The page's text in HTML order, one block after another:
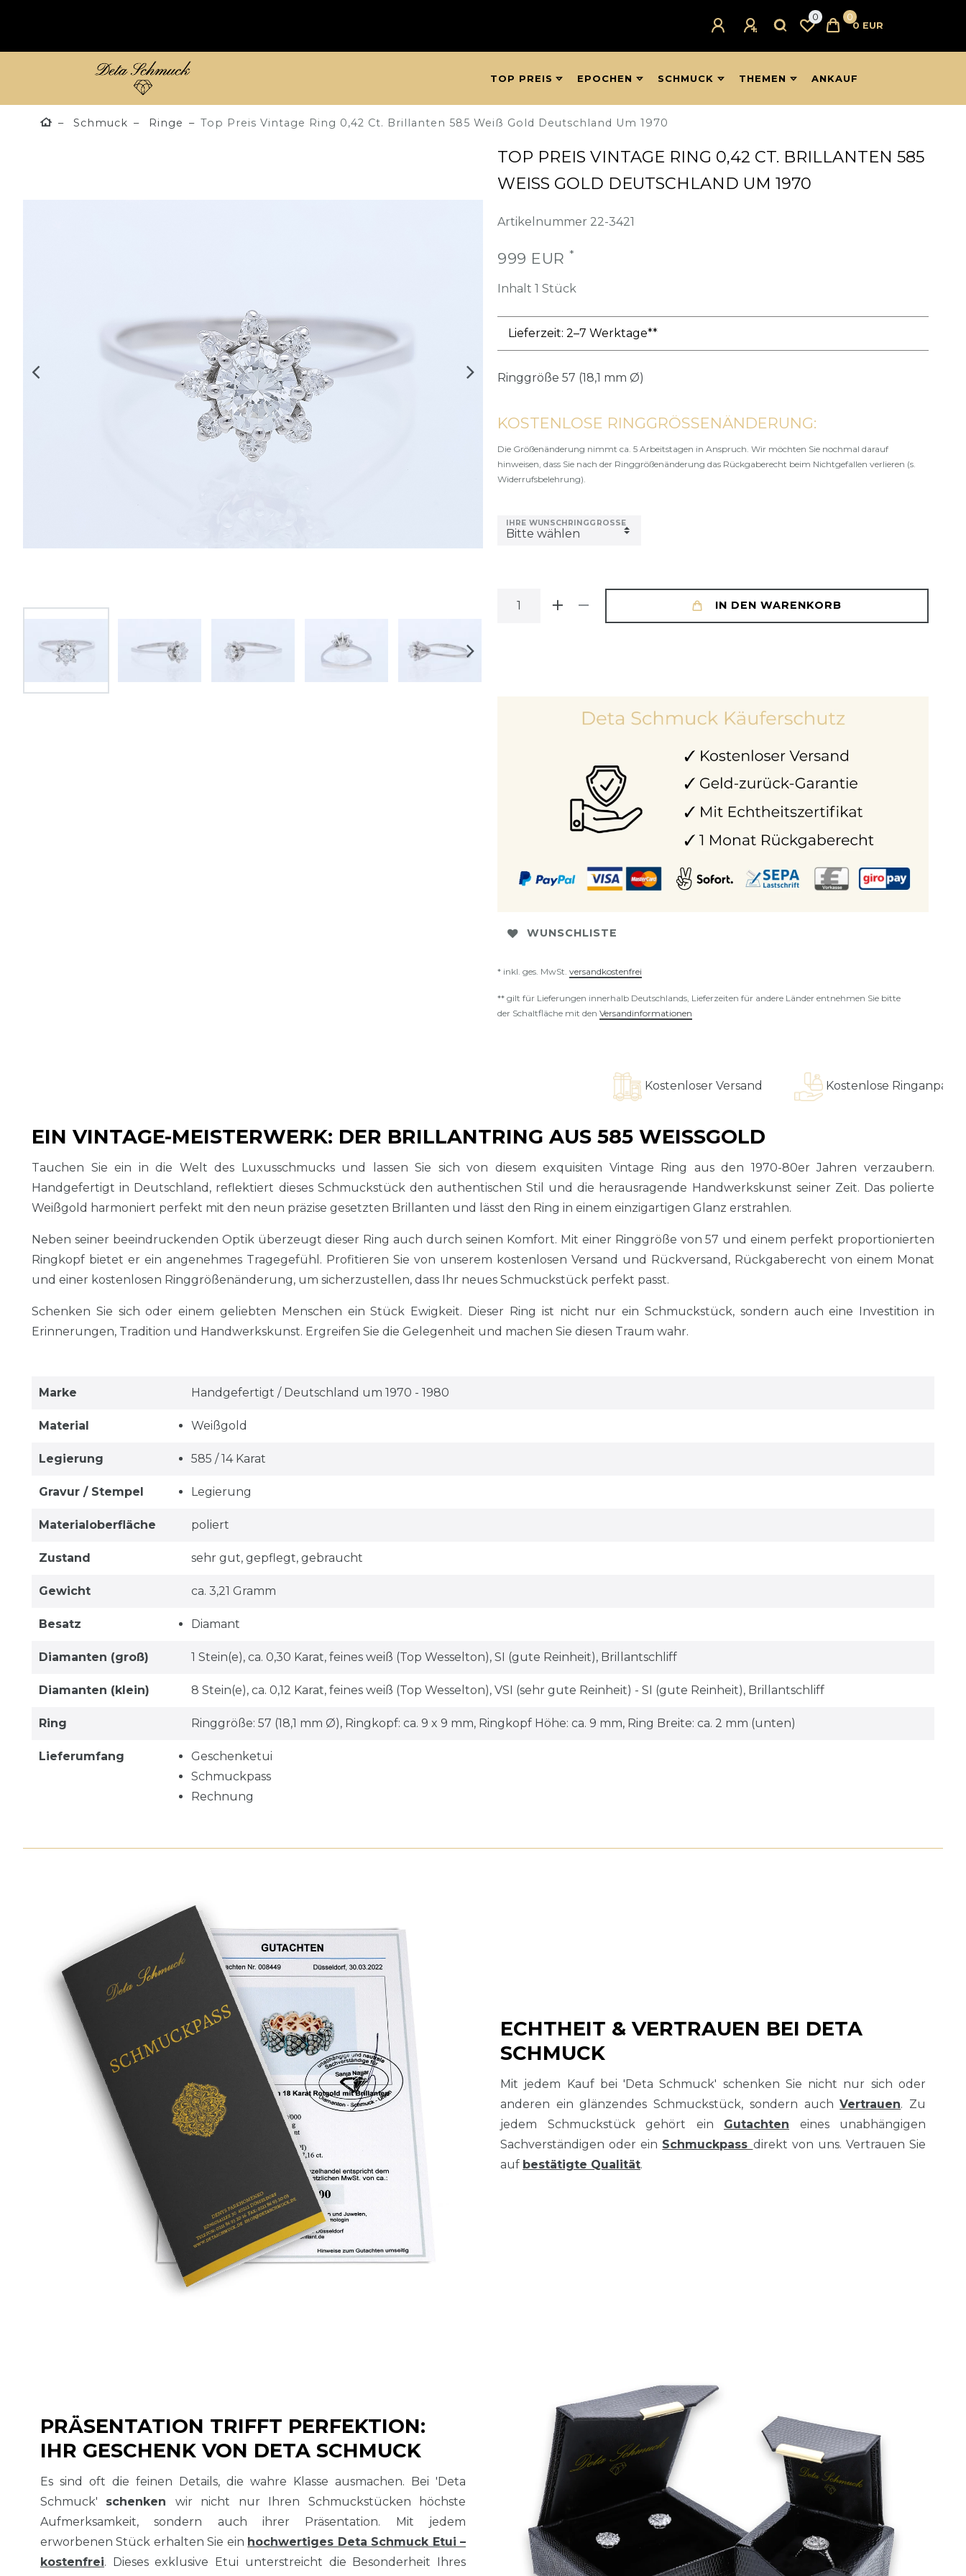
0
0
0 EUR
TOP PREIS EPOCHEN SCHMUCK THEMEN ANKAUF
Schmuck Ringe Top Preis Vintage Ring 0,42 Ct. Brillanten 585 Weiß Gold Deutschland Um 1970
TOP PREIS VINTAGE RING 0,42 CT. BRILLANTEN 585
WEISS GOLD DEUTSCHLAND UM 1970
Artikelnummer 22-3421
999 EUR *
Inhalt 1 Stück
Lieferzeit: 2–7 Werktage**
Ringgröße 57 (18,1 mm Ø)
KOSTENLOSE RINGGRÖSSENÄNDERUNG:
Die Größenänderung nimmt ca. 5 Arbeitstagen in Anspruch. Wir möchten Sie nochmal darauf
hinweisen, dass Sie nach der Ringgrößenänderung das Rückgaberecht beim Nichtgefallen verlieren (s.
Widerrufsbelehrung).
IHRE WUNSCHRINGGRÖSSE
IN DEN WARENKORB
WUNSCHLISTE
* inkl. ges. MwSt. versandkostenfrei
** gilt für Lieferungen innerhalb Deutschlands, Lieferzeiten für andere Länder entnehmen Sie bitte
der Schaltfläche mit den Versandinformationen
Kostenloser Versand Kostenlose Ringanpassung
EIN VINTAGE-MEISTERWERK: DER BRILLANTRING AUS 585 WEISSGOLD
Tauchen Sie ein in die Welt des Luxusschmucks und lassen Sie sich von diesem exquisiten Vintage Ring aus den 1970-80er Jahren verzaubern.
Handgefertigt in Deutschland, reflektiert dieses Schmuckstück den authentischen Stil und die herausragende Handwerkskunst seiner Zeit. Das polierte
Weißgold harmoniert perfekt mit den neun präzise gesetzten Brillanten und lässt den Ring in einem einzigartigen Glanz erstrahlen.
Neben seiner beeindruckenden Optik überzeugt dieser Ring auch durch seinen Komfort. Mit einer Ringgröße von 57 und einem perfekt proportionierten
Ringkopf bietet er ein angenehmes Tragegefühl. Profitieren Sie von unserem kostenlosen Versand und Rückversand, Rückgaberecht von einem Monat
und einer kostenlosen Ringgrößenänderung, um sicherzustellen, dass Ihr neues Schmuckstück perfekt passt.
Schenken Sie sich oder einem geliebten Menschen ein Stück Ewigkeit. Dieser Ring ist nicht nur ein Schmuckstück, sondern auch eine Investition in
Erinnerungen, Tradition und Handwerkskunst. Ergreifen Sie die Gelegenheit und machen Sie diesen Traum wahr.
Marke Handgefertigt / Deutschland um 1970 - 1980
Material Weißgold
Legierung 585 / 14 Karat
Gravur / Stempel Legierung
Materialoberfläche poliert
Zustand sehr gut, gepflegt, gebraucht
Gewicht ca. 3,21 Gramm
Besatz Diamant
Diamanten (groß) 1 Stein(e), ca. 0,30 Karat, feines weiß (Top Wesselton), SI (gute Reinheit), Brillantschliff
Diamanten (klein) 8 Stein(e), ca. 0,12 Karat, feines weiß (Top Wesselton), VSI (sehr gute Reinheit) - SI (gute Reinheit), Brillantschliff
Ring Ringgröße: 57 (18,1 mm Ø), Ringkopf: ca. 9 x 9 mm, Ringkopf Höhe: ca. 9 mm, Ring Breite: ca. 2 mm (unten)
Lieferumfang
Geschenketui
Schmuckpass
Rechnung
ECHTHEIT & VERTRAUEN BEI DETA
SCHMUCK
Mit jedem Kauf bei 'Deta Schmuck' schenken Sie nicht nur sich oder
anderen ein glänzendes Schmuckstück, sondern auchVertrauen. Zu
jedem Schmuckstück gehört ein Gutachten eines unabhängigen
Sachverständigen oder ein Schmuckpass direkt von uns. Vertrauen Sie
auf bestätigte Qualität.
PRÄSENTATION TRIFFT PERFEKTION:
IHR GESCHENK VON DETA SCHMUCK
Es sind oft die feinen Details, die wahre Klasse ausmachen. Bei 'Deta
Schmuck' schenken wir nicht nur Ihren Schmuckstücken höchste
Aufmerksamkeit, sondern auch ihrer Präsentation. Mit jedem
erworbenen Stück erhalten Sie ein hochwertiges Deta Schmuck Etui –
kostenfrei. Dieses exklusive Etui unterstreicht die Besonderheit Ihres